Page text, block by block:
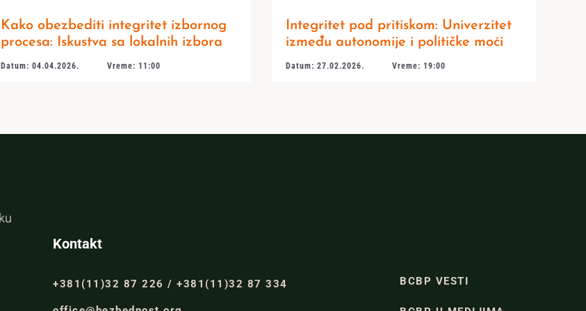
Kako obezbediti integritet izbornog
procesa: Iskustva sa lokalnih izbora
Datum: 04.04.2026. Vreme: 11:00
Integritet pod pritiskom: Univerzitet
između autonomije i političke moći
Datum: 27.02.2026. Vreme: 19:00
Kontakt
+381(11)32 87 226 / +381(11)32 87 334 BCBP VESTI